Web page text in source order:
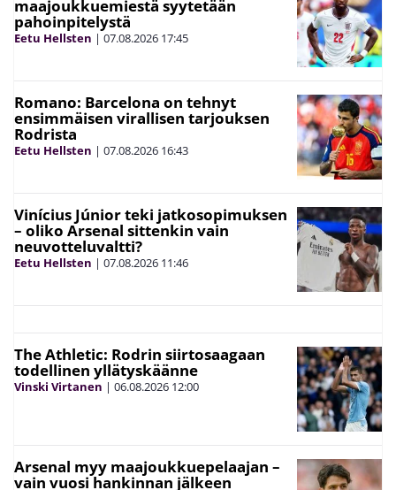
maajoukkuemiestä syytetään
pahoinpitelystä
Eetu Hellsten | 07.08.2026 17:45
Romano: Barcelona on tehnyt
ensimmäisen virallisen tarjouksen
Rodrista
Eetu Hellsten | 07.08.2026 16:43
Vinícius Júnior teki jatkosopimuksen
– oliko Arsenal sittenkin vain
neuvotteluvaltti?
Eetu Hellsten | 07.08.2026 11:46
The Athletic: Rodrin siirtosaagaan
todellinen yllätyskäänne
Vinski Virtanen | 06.08.2026 12:00
Arsenal myy maajoukkuepelaajan –
vain vuosi hankinnan jälkeen